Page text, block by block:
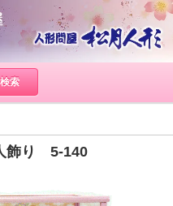
検索
飾り 5-140